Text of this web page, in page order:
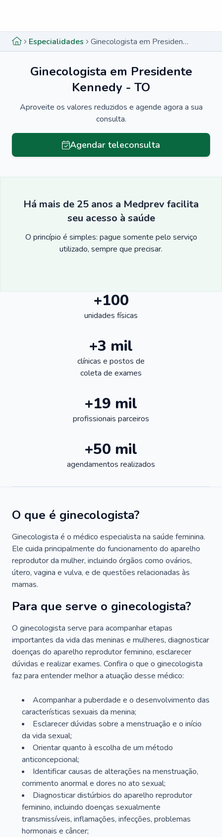
Especialidades Ginecologista em Presidente Kennedy - TO
Ginecologista em Presidente
Kennedy - TO
Aproveite os valores reduzidos e agende agora a sua
consulta.
Agendar teleconsulta
Há mais de 25 anos a Medprev facilita
seu acesso à saúde
O princípio é simples: pague somente pelo serviço
utilizado, sempre que precisar.
+100
unidades físicas
+3 mil
clínicas e postos de
coleta de exames
+19 mil
profissionais parceiros
+50 mil
agendamentos realizados
O que é ginecologista?
Ginecologista é o médico especialista na saúde feminina.
Ele cuida principalmente do funcionamento do aparelho
reprodutor da mulher, incluindo órgãos como ovários,
útero, vagina e vulva, e de questões relacionadas às
mamas.
Para que serve o ginecologista?
O ginecologista serve para acompanhar etapas
importantes da vida das meninas e mulheres, diagnosticar
doenças do aparelho reprodutor feminino, esclarecer
dúvidas e realizar exames. Confira o que o ginecologista
faz para entender melhor a atuação desse médico:
Acompanhar a puberdade e o desenvolvimento das
características sexuais da menina;
Esclarecer dúvidas sobre a menstruação e o início
da vida sexual;
Orientar quanto à escolha de um método
anticoncepcional;
Identificar causas de alterações na menstruação,
corrimento anormal e dores no ato sexual;
Diagnosticar distúrbios do aparelho reprodutor
feminino, incluindo doenças sexualmente
transmissíveis, inflamações, infecções, problemas
hormonais e câncer;